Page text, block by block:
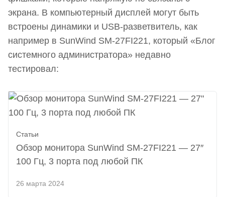
экрана. В компьютерный дисплей могут быть
встроены динамики и USB-разветвитель, как
например в SunWind SM-27FI221, который «Блог
системного администратора» недавно
тестировал:
Статьи
Обзор монитора SunWind SM-27FI221 — 27″
100 Гц, 3 порта под любой ПК
26 марта 2024